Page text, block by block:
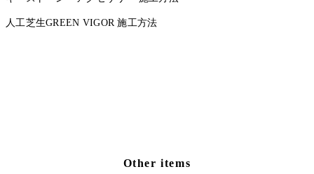
人工芝生GREEN VIGOR 施工方法
Other items